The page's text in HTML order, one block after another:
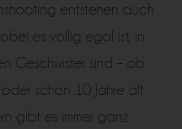
entstehen auch
es völlig egal ist, in
Geschwister sind – ob
schon 10 Jahre alt
gibt es immer ganz